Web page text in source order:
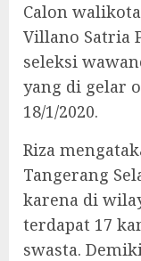
Calon
Villano Satria
seleksi
yang di gelar
18/1/2020.
Riza
Tangerang
karena di
terdapat 17
swasta.